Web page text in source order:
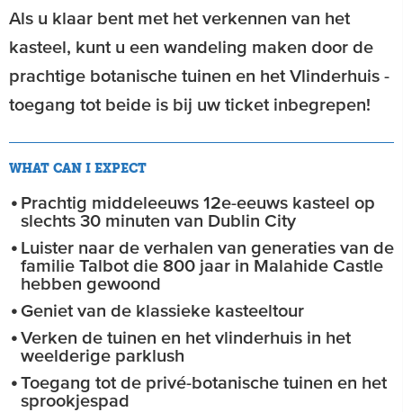
Als u klaar bent met het verkennen van het
kasteel, kunt u een wandeling maken door de
prachtige botanische tuinen en het Vlinderhuis -
toegang tot beide is bij uw ticket inbegrepen!
WHAT CAN I EXPECT
Prachtig middeleeuws 12e-eeuws kasteel op
slechts 30 minuten van Dublin City
Luister naar de verhalen van generaties van de
familie Talbot die 800 jaar in Malahide Castle
hebben gewoond
Geniet van de klassieke kasteeltour
Verken de tuinen en het vlinderhuis in het
weelderige parklush
Toegang tot de privé-botanische tuinen en het
sprookjespad